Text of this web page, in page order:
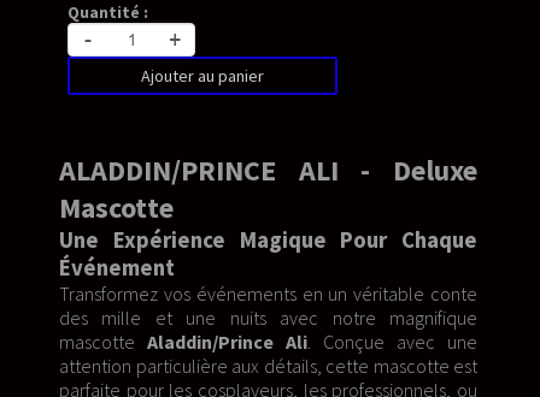
Quantité :
- +
Ajouter au panier
ALADDIN/PRINCE ALI - Deluxe
Mascotte
Une Expérience Magique Pour Chaque
Événement
Transformez vos événements en un véritable conte
des mille et une nuits avec notre magnifique
mascotte Aladdin/Prince Ali. Conçue avec une
attention particulière aux détails, cette mascotte est
parfaite pour les cosplayeurs, les professionnels, ou